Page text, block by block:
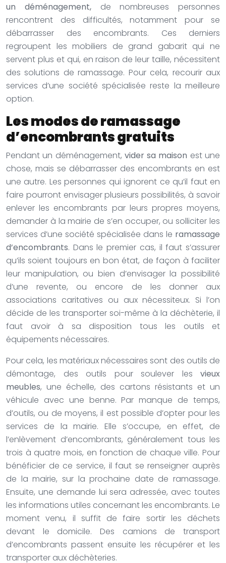
un déménagement, de nombreuses personnes
rencontrent des difficultés, notamment pour se
débarrasser des encombrants. Ces derniers
regroupent les mobiliers de grand gabarit qui ne
servent plus et qui, en raison de leur taille, nécessitent
des solutions de ramassage. Pour cela, recourir aux
services d’une société spécialisée reste la meilleure
option.
Les modes de ramassage
d’encombrants gratuits
Pendant un déménagement, vider sa maison est une
chose, mais se débarrasser des encombrants en est
une autre. Les personnes qui ignorent ce qu’il faut en
faire pourront envisager plusieurs possibilités, à savoir
enlever les encombrants par leurs propres moyens,
demander à la mairie de s’en occuper, ou solliciter les
services d’une société spécialisée dans le ramassage
d’encombrants. Dans le premier cas, il faut s’assurer
qu’ils soient toujours en bon état, de façon à faciliter
leur manipulation, ou bien d’envisager la possibilité
d’une revente, ou encore de les donner aux
associations caritatives ou aux nécessiteux. Si l’on
décide de les transporter soi-même à la déchèterie, il
faut avoir à sa disposition tous les outils et
équipements nécessaires.
Pour cela, les matériaux nécessaires sont des outils de
démontage, des outils pour soulever les vieux
meubles, une échelle, des cartons résistants et un
véhicule avec une benne. Par manque de temps,
d’outils, ou de moyens, il est possible d’opter pour les
services de la mairie. Elle s’occupe, en effet, de
l’enlèvement d’encombrants, généralement tous les
trois à quatre mois, en fonction de chaque ville. Pour
bénéficier de ce service, il faut se renseigner auprès
de la mairie, sur la prochaine date de ramassage.
Ensuite, une demande lui sera adressée, avec toutes
les informations utiles concernant les encombrants. Le
moment venu, il suffit de faire sortir les déchets
devant le domicile. Des camions de transport
d’encombrants passent ensuite les récupérer et les
transporter aux déchèteries.